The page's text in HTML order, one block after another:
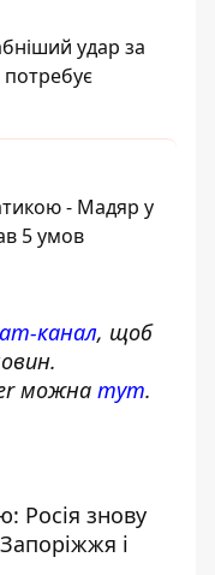
удар за
- Мадяр у
5 умов
канал, щоб
можна тут.
Росія знову
і